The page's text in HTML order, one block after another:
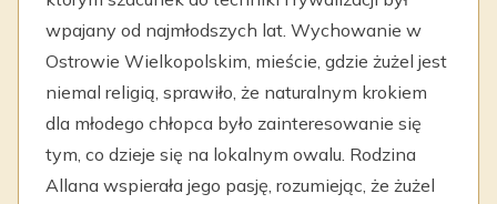
wpajany od najmłodszych lat. Wychowanie w
Ostrowie Wielkopolskim, mieście, gdzie żużel jest
niemal religią, sprawiło, że naturalnym krokiem
dla młodego chłopca było zainteresowanie się
tym, co dzieje się na lokalnym owalu. Rodzina
Allana wspierała jego pasję, rozumiejąc, że żużel